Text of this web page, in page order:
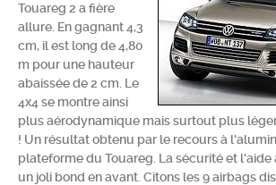
Chercher
Touareg 2 a fière
allure. En gagnant 4,3
cm, il est long de 4,80
m pour une hauteur
abaissée de 2 cm. Le
4x4 se montre ainsi
plus aérodynamique mais surtout plus
! Un résultat obtenu par le recours à
plateforme du Touareg. La sécurité et
un joli bond en avant. Citons les 9 airbags